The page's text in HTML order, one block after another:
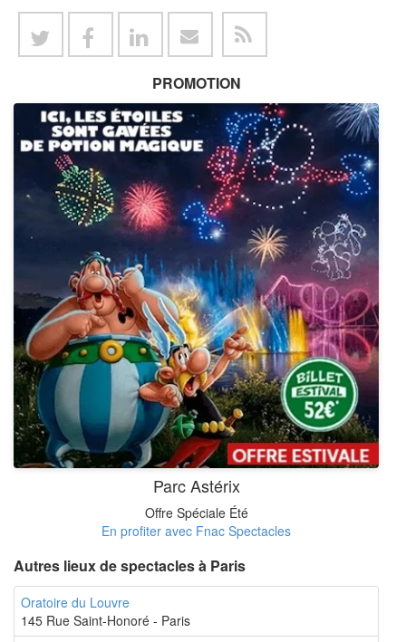
PROMOTION
Parc Astérix
Offre Spéciale Été
En profiter avec Fnac Spectacles
Autres lieux de spectacles à Paris
Oratoire du Louvre
145 Rue Saint-Honoré - Paris